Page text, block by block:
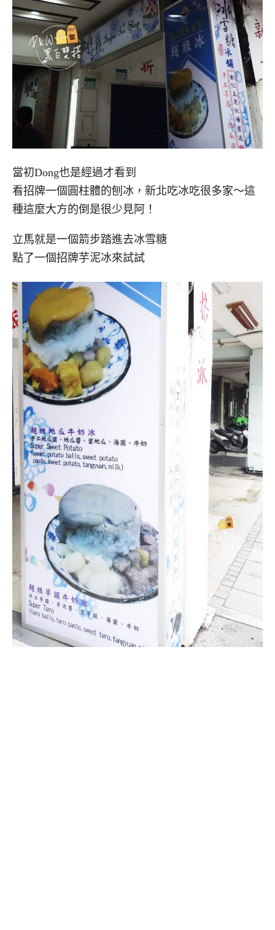
當初Dong也是經過才看到
看招牌一個圓柱體的刨冰，新北吃冰吃很多家～這
種這麼大方的倒是很少見阿！
立馬就是一個箭步踏進去冰雪糖
點了一個招牌芋泥冰來試試